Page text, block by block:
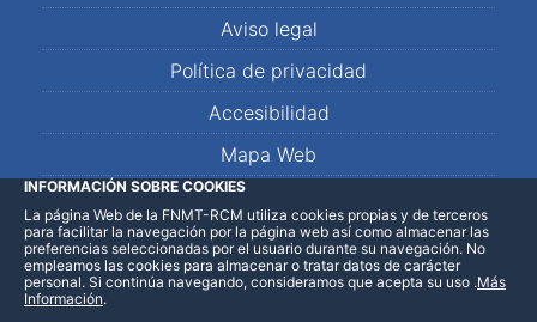
Aviso legal
Política de privacidad
Accesibilidad
Mapa Web
LinkedInFacebookWhatsApp
INFORMACIÓN SOBRE COOKIES
La página Web de la FNMT-RCM utiliza cookies propias y de terceros
para facilitar la navegación por la página web así como almacenar las
preferencias seleccionadas por el usuario durante su navegación. No
empleamos las cookies para almacenar o tratar datos de carácter
personal. Si continúa navegando, consideramos que acepta su uso .Más
Información.